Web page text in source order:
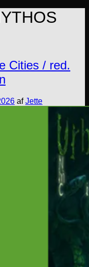
Cities / red.
afJette